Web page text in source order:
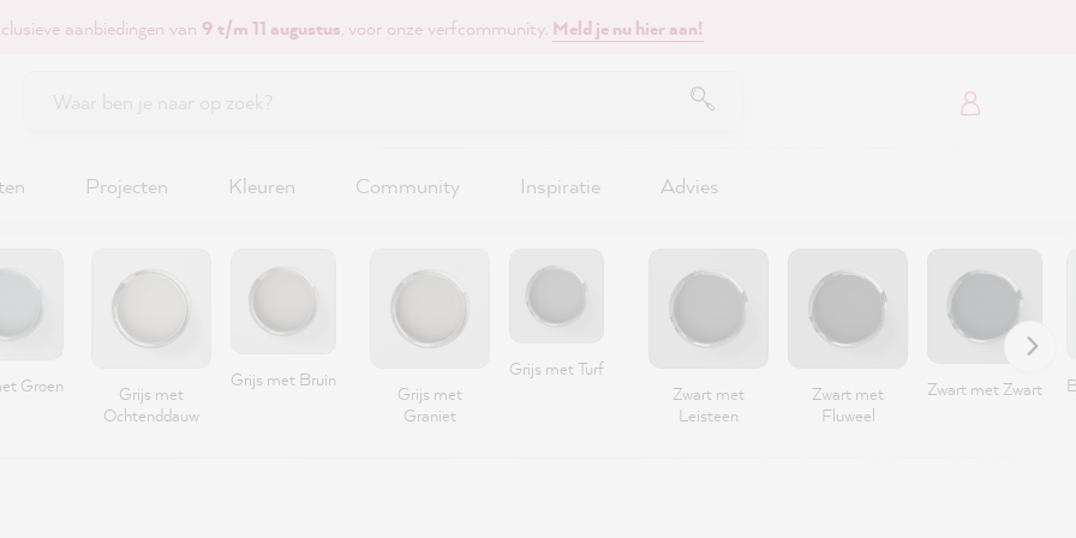
aanbiedingen van 9 t/m 11 augustus, voor onze verfcommunity. Meld je nu hier aan!
Projecten Kleuren Community Inspiratie Advies
Groen
Grijs met
Ochtenddauw
Grijs met Bruin
Grijs met
Graniet
Grijs met Turf
Zwart met
Leisteen
Zwart met
Fluweel
Zwart met Zwart